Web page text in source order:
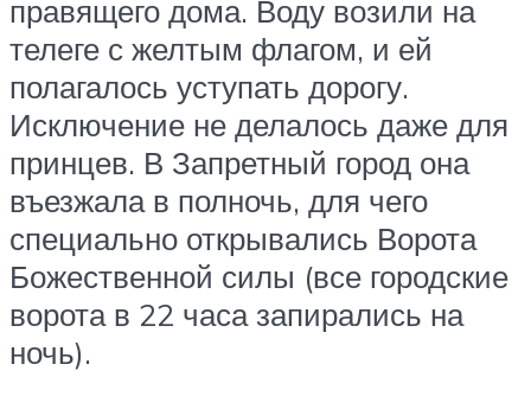
правящего дома. Воду возили на
телеге с желтым флагом, и ей
полагалось уступать дорогу.
Исключение не делалось даже для
принцев. В Запретный город она
въезжала в полночь, для чего
специально открывались Ворота
Божественной силы (все городские
ворота в 22 часа запирались на
ночь).